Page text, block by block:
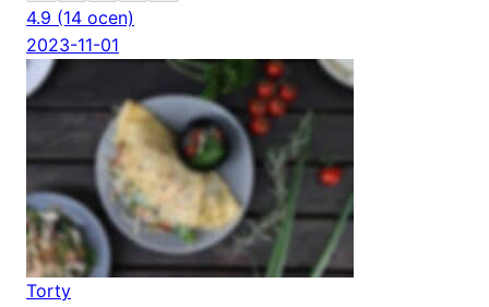
4.9 (14 ocen)
2023-11-01
Torty